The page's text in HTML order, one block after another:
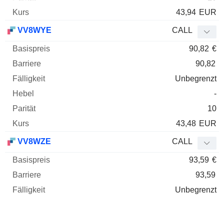
43,94 EUR
VV8WYE CALL
90,82 €
90,82
Unbegrenzt
-
10
43,48 EUR
VV8WZE CALL
93,59 €
93,59
Unbegrenzt